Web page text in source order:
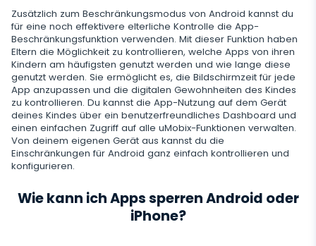
Onlinestatus für soziale Medien
SIM-Kartenwechsel
Geofinder
Installation mit einem Klick
Liste der installierten Anwendungen
Zeitplan für die Verwendung der Anwendung
Wechat
Skype
Kik
Line
Signal Messenger
Google Duo
Google Chat Tracker
YouTube
Reddit
Tinder
Dating-Apps
Browser-Lesezeichen
Mailbox-Scanner
Videostream
Audiostream
Gelöschte Information
Gelöschte Nachrichten Wiederherstellen
Anrufliste Wiederherstellen
Gelöschte Kontakte Wiederherstellen
Umbenannte Kontakte
Steuerung
Unerwünschte Apps Löschen
Apps sperren
Webseiten Sperren
Wi-Fi blockieren
Handy Sperren
SCHLIESSEN
Zusätzlich zum Beschränkungsmodus von Android kannst du
für eine noch effektivere elterliche Kontrolle die App-
Beschränkungsfunktion verwenden. Mit dieser Funktion haben
Eltern die Möglichkeit zu kontrollieren, welche Apps von ihren
Kindern am häufigsten genutzt werden und wie lange diese
genutzt werden. Sie ermöglicht es, die Bildschirmzeit für jede
App anzupassen und die digitalen Gewohnheiten des Kindes
zu kontrollieren. Du kannst die App-Nutzung auf dem Gerät
deines Kindes über ein benutzerfreundliches Dashboard und
einen einfachen Zugriff auf alle uMobix-Funktionen verwalten.
Von deinem eigenen Gerät aus kannst du die
Einschränkungen für Android ganz einfach kontrollieren und
konfigurieren.
Wie kann ich Apps sperren Android oder
iPhone?